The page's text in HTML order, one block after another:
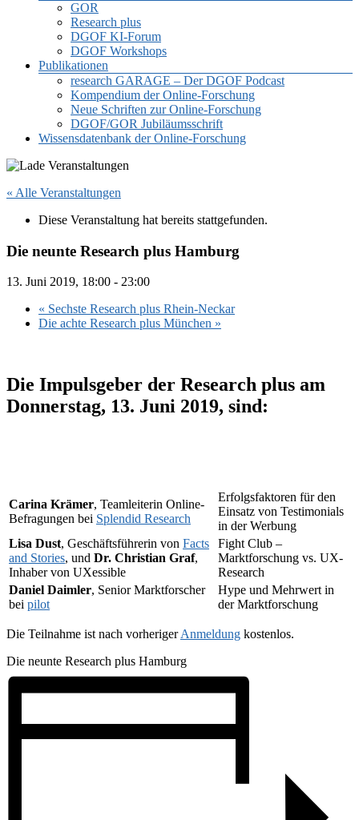
GOR
Research plus
DGOF KI-Forum
DGOF Workshops
Publikationen
research GARAGE – Der DGOF Podcast
Kompendium der Online-Forschung
Neue Schriften zur Online-Forschung
DGOF/GOR Jubiläumsschrift
Wissensdatenbank der Online-Forschung
« Alle Veranstaltungen
Diese Veranstaltung hat bereits stattgefunden.
Die neunte Research plus Hamburg
13. Juni 2019, 18:00 - 23:00
« Sechste Research plus Rhein-Neckar
Die achte Research plus München »
Die Impulsgeber der Research plus am
Donnerstag, 13. Juni 2019, sind:
Carina Krämer, Teamleiterin Online-
Befragungen bei Splendid Research
Erfolgsfaktoren für den
Einsatz von Testimonials
in der Werbung
Lisa Dust, Geschäftsführerin von Facts
and Stories, und Dr. Christian Graf,
Inhaber von UXessible
Fight Club –
Marktforschung vs. UX-
Research
Daniel Daimler, Senior Marktforscher
bei pilot
Hype und Mehrwert in
der Marktforschung
Die Teilnahme ist nach vorherigerAnmeldung kostenlos.
Die neunte Research plus Hamburg